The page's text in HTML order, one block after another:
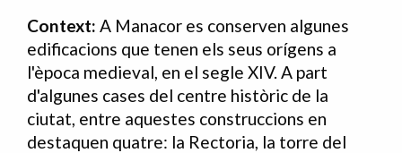
Context: A Manacor es conserven algunes
edificacions que tenen els seus orígens a
l'època medieval, en el segle XIV. A part
d'algunes cases del centre històric de la
ciutat, entre aquestes construccions en
destaquen quatre: la Rectoria, la torre del